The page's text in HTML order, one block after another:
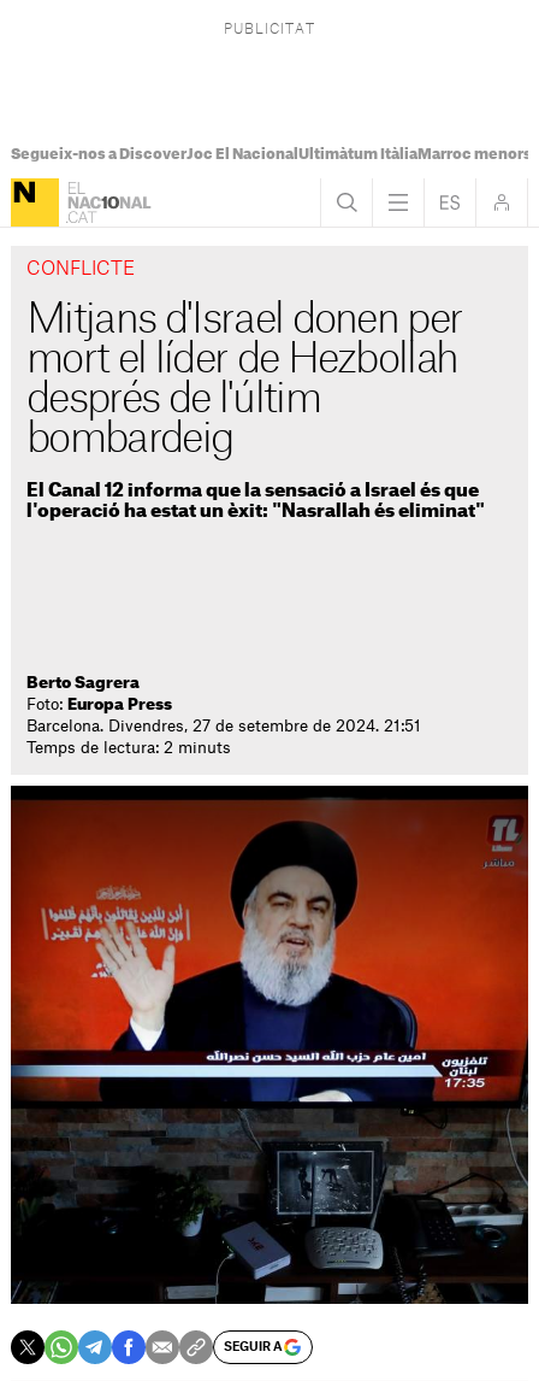
Segueix-nos a DiscoverJoc El Nacional Ultimàtum ItàliaMarroc menors
CONFLICTE
Mitjans d'Israel donen per
mort el líder de Hezbollah
després de l'últim
bombardeig
El Canal 12 informa que la sensació a Israel és que
l'operació ha estat un èxit: "Nasrallah és eliminat"
Berto Sagrera
Foto: Europa Press
Barcelona. Divendres, 27 de setembre de 2024. 21:51
Temps de lectura: 2 minuts
SEGUIR A